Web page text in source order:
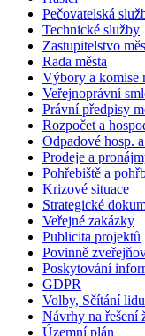
Pečovatelská
Technické služby
Zastupitelstvo
Rada města
Výbory a komise
Veřejnoprávní
Právní předpisy
Rozpočet a
Odpadové hosp.
Prodeje a
Pohřebiště a
Krizové situace
Strategické
Veřejné zakázky
Publicita projektů
Povinně
Poskytování
GDPR
Volby, Sčítání lidu
Návrhy na řešení
Územní plán